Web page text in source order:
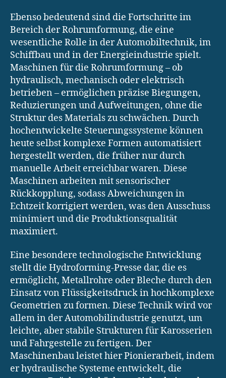
Ebenso bedeutend sind die Fortschritte im
Bereich der Rohrumformung, die eine
wesentliche Rolle in der Automobiltechnik, im
Schiffbau und in der Energieindustrie spielt.
Maschinen für die Rohrumformung – ob
hydraulisch, mechanisch oder elektrisch
betrieben – ermöglichen präzise Biegungen,
Reduzierungen und Aufweitungen, ohne die
Struktur des Materials zu schwächen. Durch
hochentwickelte Steuerungssysteme können
heute selbst komplexe Formen automatisiert
hergestellt werden, die früher nur durch
manuelle Arbeit erreichbar waren. Diese
Maschinen arbeiten mit sensorischer
Rückkopplung, sodass Abweichungen in
Echtzeit korrigiert werden, was den Ausschuss
minimiert und die Produktionsqualität
maximiert.
Eine besondere technologische Entwicklung
stellt die Hydroforming-Presse dar, die es
ermöglicht, Metallrohre oder Bleche durch den
Einsatz von Flüssigkeitsdruck in hochkomplexe
Geometrien zu formen. Diese Technik wird vor
allem in der Automobilindustrie genutzt, um
leichte, aber stabile Strukturen für Karosserien
und Fahrgestelle zu fertigen. Der
Maschinenbau leistet hier Pionierarbeit, indem
er hydraulische Systeme entwickelt, die